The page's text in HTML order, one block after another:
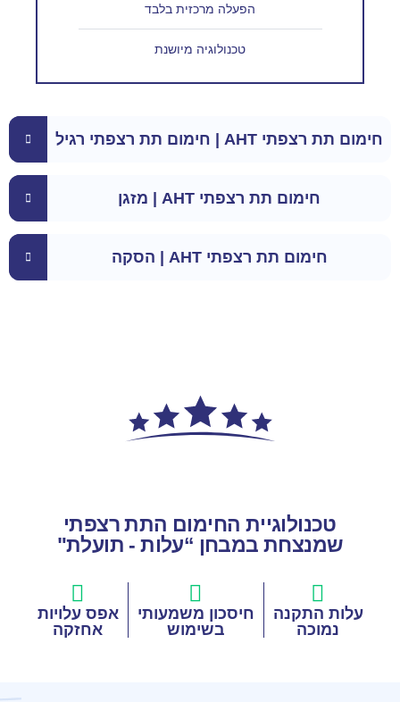
הפעלה מרכזית בלבד
טכנולוגיה מיושנת
חימום תת רצפתי AHT | חימום תת רצפתי רגיל
חימום תת רצפתי AHT | מזגן
חימום תת רצפתי AHT | הסקה
טכנולוגיית החימום התת רצפתי
שמנצחת במבחן “עלות - תועלת"
עלות התקנה
נמוכה
חיסכון משמעותי
בשימוש
אפס עלויות
אחזקה